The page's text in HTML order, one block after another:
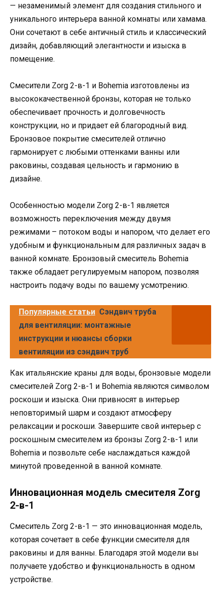
— незаменимый элемент для создания стильного и
уникального интерьера ванной комнаты или хамама.
Они сочетают в себе античный стиль и классический
дизайн, добавляющий элегантности и изыска в
помещение.
Смесители Zorg 2-в-1 и Bohemia изготовлены из
высококачественной бронзы, которая не только
обеспечивает прочность и долговечность
конструкции, но и придает ей благородный вид.
Бронзовое покрытие смесителей отлично
гармонирует с любыми оттенками ванны или
раковины, создавая цельность и гармонию в
дизайне.
Особенностью модели Zorg 2-в-1 является
возможность переключения между двумя
режимами – потоком воды и напором, что делает его
удобным и функциональным для различных задач в
ванной комнате. Бронзовый смеситель Bohemia
также обладает регулируемым напором, позволяя
настроить подачу воды по вашему усмотрению.
Популярные статьи Сэндвич труба
для вентиляции: монтажные
инструкции и нюансы сборки
вентиляции из сэндвич труб
Как итальянские краны для воды, бронзовые модели
смесителей Zorg 2-в-1 и Bohemia являются символом
роскоши и изыска. Они привносят в интерьер
неповторимый шарм и создают атмосферу
релаксации и роскоши. Завершите свой интерьер с
роскошным смесителем из бронзы Zorg 2-в-1 или
Bohemia и позвольте себе наслаждаться каждой
минутой проведенной в ванной комнате.
Инновационная модель смесителя Zorg
2-в-1
Смеситель Zorg 2-в-1 — это инновационная модель,
которая сочетает в себе функции смесителя для
раковины и для ванны. Благодаря этой модели вы
получаете удобство и функциональность в одном
устройстве.